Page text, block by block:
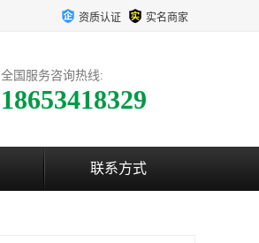
资质认证 实名商家
全国服务咨询热线:
18653418329
联系方式